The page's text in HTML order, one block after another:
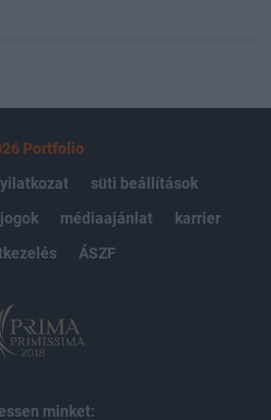
Portfolio
süti beállítások
médiaajánlat
karrier
ÁSZF
minket: